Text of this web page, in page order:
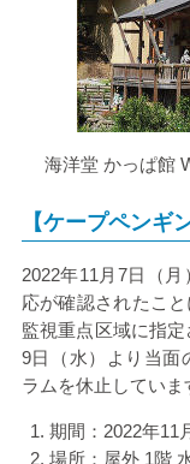
海洋堂 かっぱ館
【ケープペンギ
2022年11 月 7日（月
応が確認されたこ
監視重点区域に指定
9日（水）より当面
ラムを休止していま
期間： 2022年11
場所：屋外 1階